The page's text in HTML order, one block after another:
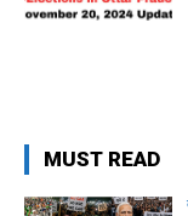
MUST READ